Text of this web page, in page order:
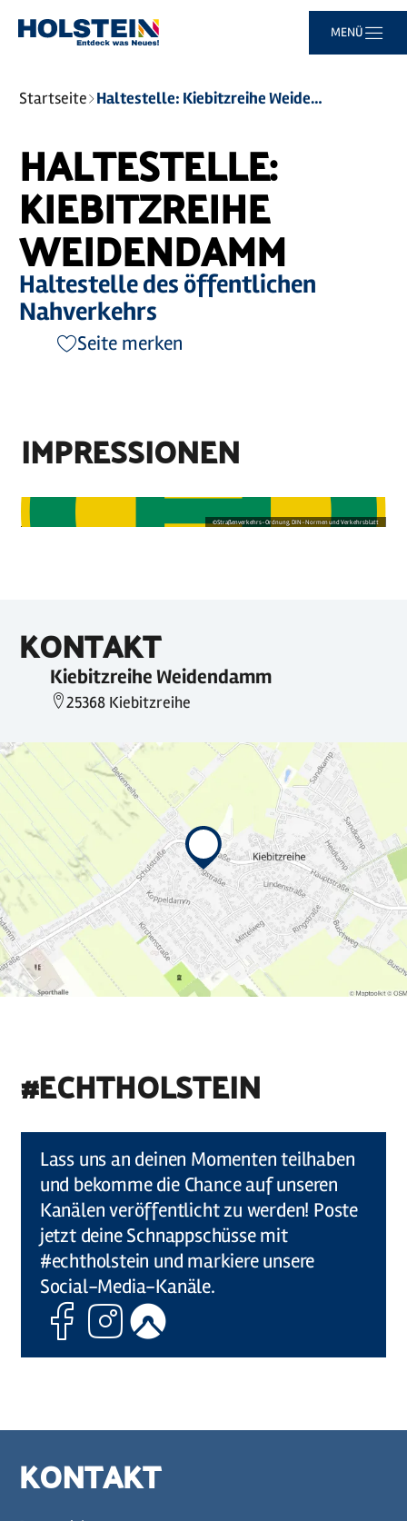
MENÜ
Sie
sind
Startseite Haltestelle: Kiebitzreihe Weidendamm
HALTESTELLE:
KIEBITZREIHE
WEIDENDAMM
Haltestelle des öffentlichen
Nahverkehrs
Seite merken
IMPRESSIONEN
©Straßenverkehrs-Ordnung, DIN-Normen und Verkehrsblatt
KONTAKT
Kiebitzreihe Weidendamm
25368 Kiebitzreihe
#ECHTHOLSTEIN
Lass uns an deinen Momenten teilhaben
und bekomme die Chance auf unseren
Kanälen veröffentlicht zu werden! Poste
jetzt deine Schnappschüsse mit
#echtholstein und markiere unsere
Social-Media-Kanäle.
FacebookInstagram
Komoot
KONTAKT